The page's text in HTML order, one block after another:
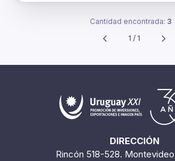
Cantidad encontrada: 3
1 / 1
DIRECCIÓN
Rincón 518-528.